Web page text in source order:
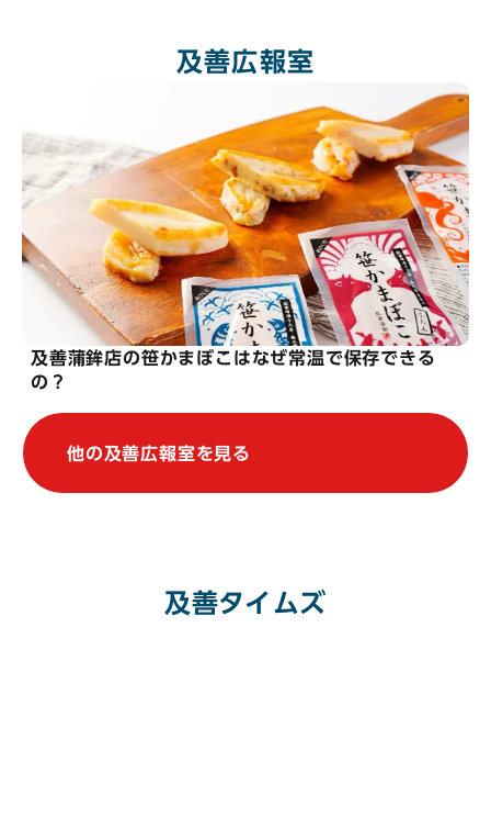
及善広報室
及善蒲鉾店の笹かまぼこはなぜ常温で保存できる
の？
他の及善広報室を見る
及善タイムズ